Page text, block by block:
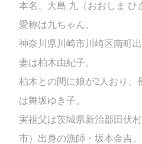
本名、大島 九（おおしま ひ
愛称は九ちゃん。
神奈川県川崎市川崎区南町出
妻は柏木由紀子。
柏木との間に娘が2人おり、
は舞坂ゆき子。
実祖父は茨城県新治郡田伏
市）出身の漁師・坂本金吉。